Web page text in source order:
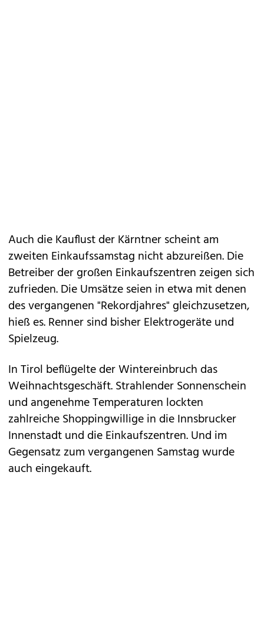
Auch die Kauflust der Kärntner scheint am
zweiten Einkaufssamstag nicht abzureißen. Die
Betreiber der großen Einkaufszentren zeigen sich
zufrieden. Die Umsätze seien in etwa mit denen
des vergangenen "Rekordjahres" gleichzusetzen,
hieß es. Renner sind bisher Elektrogeräte und
Spielzeug.
In Tirol beflügelte der Wintereinbruch das
Weihnachtsgeschäft. Strahlender Sonnenschein
und angenehme Temperaturen lockten
zahlreiche Shoppingwillige in die Innsbrucker
Innenstadt und die Einkaufszentren. Und im
Gegensatz zum vergangenen Samstag wurde
auch eingekauft.